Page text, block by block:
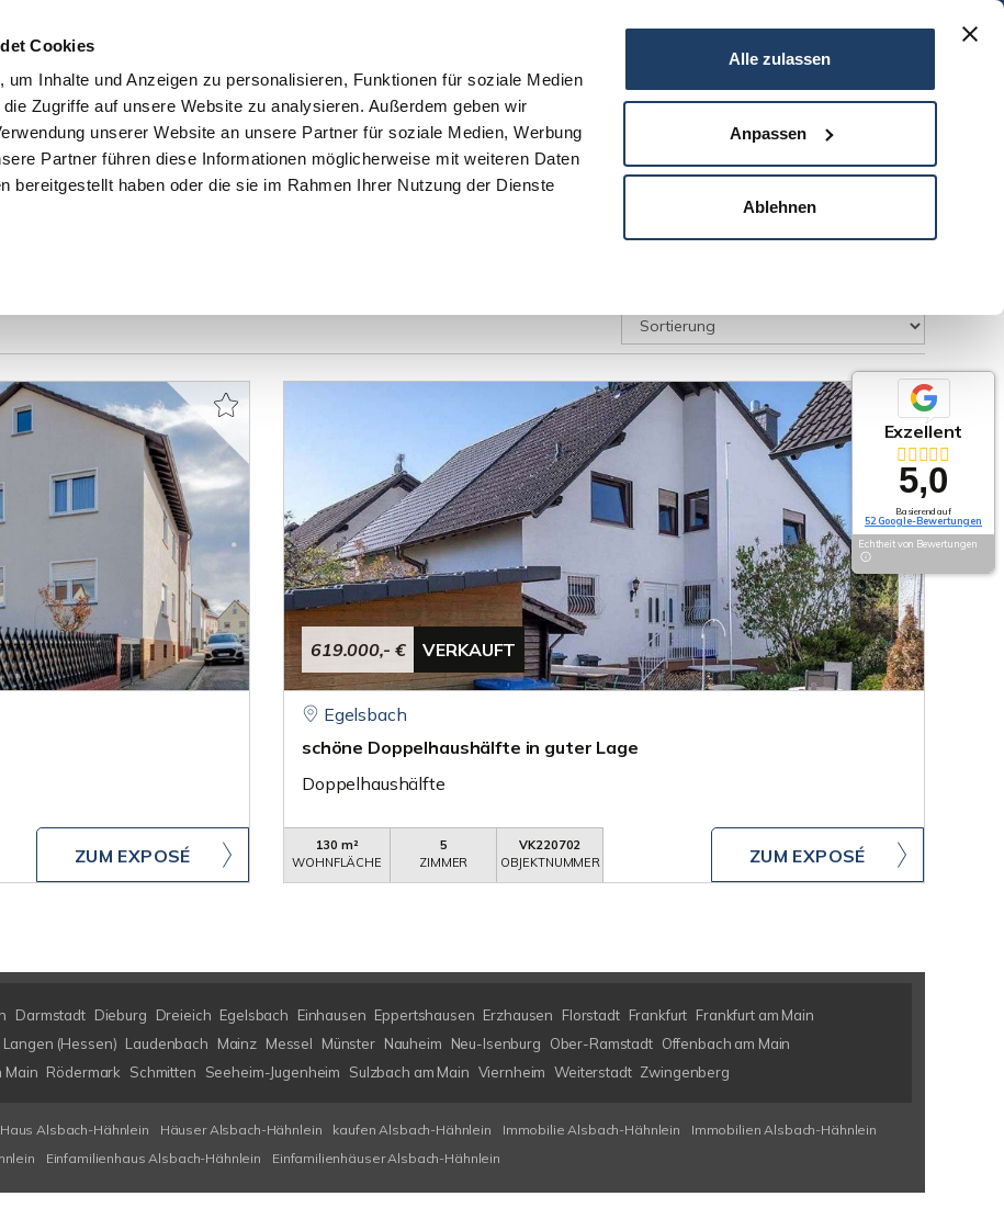
Cookies
um Inhalte und Anzeigen zu personalisieren, Funktionen für soziale Medien
Zugriffe auf unsere Website zu analysieren. Außerdem geben wir
unserer Website an unsere Partner für soziale Medien, Werbung
Partner führen diese Informationen möglicherweise mit weiteren Daten
bereitgestellt haben oder die sie im Rahmen Ihrer Nutzung der Dienste
Alle zulassen
Anpassen
Ablehnen
START IMMOBILIEN EIGENTÜMER INTERESSENTEN
ZUM EXPOSÉ
619.000,- € VERKAUFT
Egelsbach
schöne Doppelhaushälfte in guter Lage
Doppelhaushälfte
130 m²
WOHNFLÄCHE
5
ZIMMER
VK220702
OBJEKTNUMMER
ZUM EXPOSÉ
Darmstadt Dieburg Dreieich Egelsbach Einhausen Eppertshausen Erzhausen Florstadt Frankfurt Frankfurt am Main
Langen (Hessen) Laudenbach Mainz Messel Münster Nauheim Neu-Isenburg Ober-Ramstadt Offenbach am Main
Main Rödermark Schmitten Seeheim-Jugenheim Sulzbach am Main Viernheim Weiterstadt Zwingenberg
Haus Alsbach-Hähnlein Häuser Alsbach-Hähnlein kaufen Alsbach-Hähnlein Immobilie Alsbach-Hähnlein
Immobilien Alsbach-Hähnlein
Einfamilienhaus Alsbach-Hähnlein Einfamilienhäuser Alsbach-Hähnlein
Exzellent
5,0
Basierend auf
52 Google-Bewertungen
Echtheit von Bewertungen